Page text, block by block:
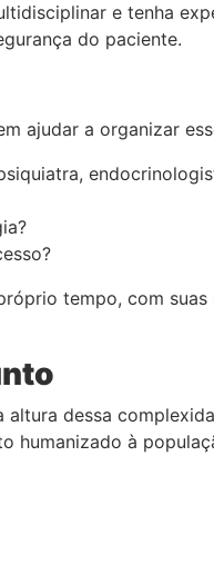
e tenha
do paciente.
ajudar a organizar
tempo, com suas
dessa
humanizado à